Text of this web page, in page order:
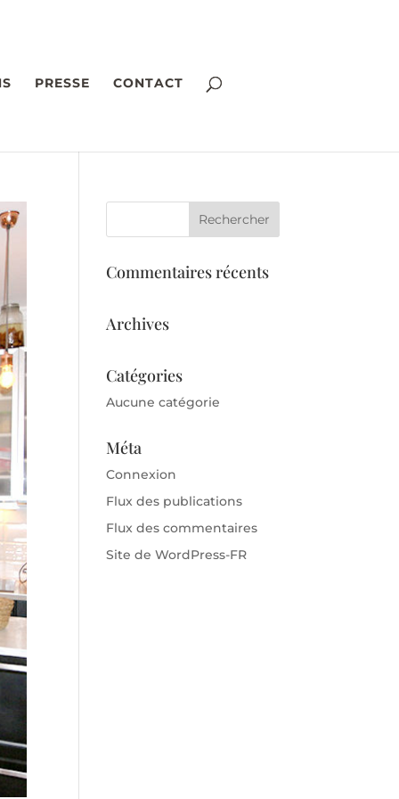
PRESSE CONTACT
Commentaires récents
Archives
Catégories
Aucune catégorie
Méta
Connexion
Flux des publications
Flux des commentaires
Site de WordPress-FR